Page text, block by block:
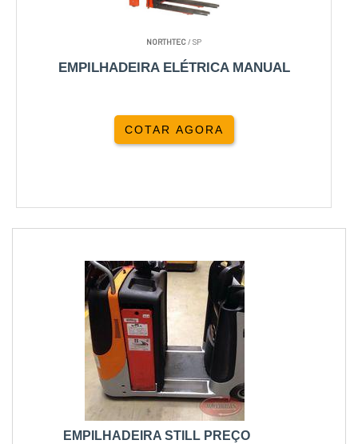
NORTHTEC/ SP
EMPILHADEIRA ELÉTRICA MANUAL
COTAR AGORA
EMPILHADEIRA STILL PREÇO